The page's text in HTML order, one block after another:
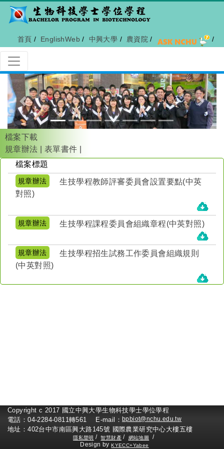
首頁 / EnglishWeb/ 中興大學 / 農資院 / /
Previous Next
檔案下載
規章辦法
表單書件
檔案標題
規章辦法
生技學程教師評審委員會設置要點(中英
對照)
規章辦法 生技學程課程委員會組織章程(中英對照)
規章辦法
生技學程招生試務工作委員會組織規則
(中英對照)
Copyright c 2017 國立中興大學生物科技學士學位學程
電話：04-2284-0811轉561 E-mail： bpbiot@nchu.edu.tw
地址：402台中市南區興大路145號 國際農業研究中心大樓五樓
隱私聲明 /智慧財產 / 網站地圖
/
Design byKYECC+Yabee